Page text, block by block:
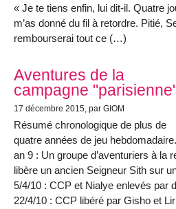
« Je te tiens enfin, lui dit-il. Quatre
m’as donné du fil à retordre. Pitié,
rembourserai tout ce (…)
Aventures de la
campagne
17 décembre 2015, par GIOM
Résumé chronologique de plus de
quatre années de jeu
an 9 : Un groupe d’aventuriers à la
libère un ancien Seigneur Sith sur
5/4/10 : CCP et Nialye enlevés par
22/4/10 : CCP libéré par Gisho et